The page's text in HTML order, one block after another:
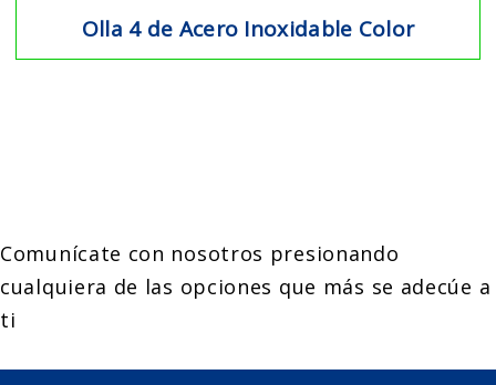
Olla 4 de Acero Inoxidable Color
Comunícate con nosotros presionando
cualquiera de las opciones que más se adecúe a
ti